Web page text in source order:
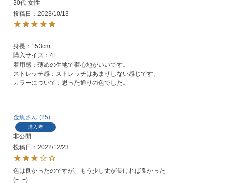
30代 女性
投稿日
2023/10/13
身長：153cm
購入サイズ：4L
着用感：薄めの生地で着心地がいいです。
ストレッチ感：ストレッチはあまりしない感じです。
カラーについて：思った通りの色でした。
金魚 25
購入者
非公開
投稿日
2022/12/23
色は良かったのですが、もう少し丈が長ければ良かった
(+_+)